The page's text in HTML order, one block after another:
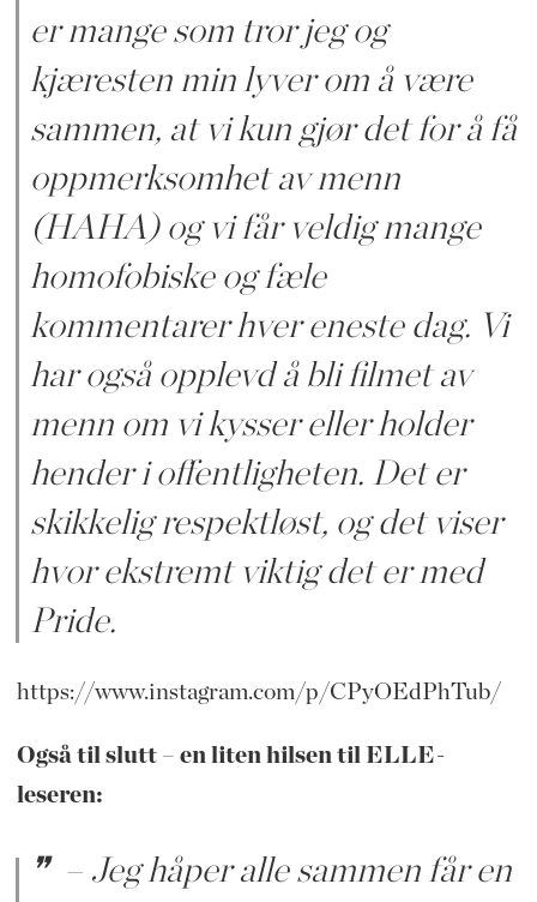
er mange som tror jeg og
kjæresten min lyver om å være
sammen, at vi kun gjør det for å få
oppmerksomhet av menn
(HAHA) og vi får veldig mange
homofobiske og fæle
kommentarer hver eneste dag. Vi
har også opplevd å bli filmet av
menn om vi kysser eller holder
hender i offentligheten. Det er
skikkelig respektløst, og det viser
hvor ekstremt viktig det er med
Pride.
https://www.instagram.com/p/CPyOEdPhTub/
Også til slutt – en liten hilsen til ELLE-
leseren:
– Jeg håper alle sammen får en